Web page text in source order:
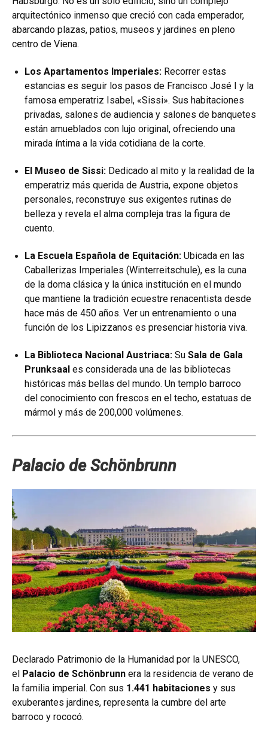
arquitectónico inmenso que creció con cada emperador,
abarcando plazas, patios, museos y jardines en pleno
centro de Viena.
Los Apartamentos Imperiales: Recorrer estas
estancias es seguir los pasos de Francisco José I y la
famosa emperatriz Isabel, «Sissi». Sus habitaciones
privadas, salones de audiencia y salones de banquetes
están amueblados con lujo original, ofreciendo una
mirada íntima a la vida cotidiana de la corte.
El Museo de Sissi: Dedicado al mito y la realidad de la
emperatriz más querida de Austria, expone objetos
personales, reconstruye sus exigentes rutinas de
belleza y revela el alma compleja tras la figura de
cuento.
La Escuela Española de Equitación: Ubicada en las
Caballerizas Imperiales (Winterreitschule), es la cuna
de la doma clásica y la única institución en el mundo
que mantiene la tradición ecuestre renacentista desde
hace más de 450 años. Ver un entrenamiento o una
función de los Lipizzanos es presenciar historia viva.
La Biblioteca Nacional Austriaca: Su Sala de Gala
Prunksaal es considerada una de las bibliotecas
históricas más bellas del mundo. Un templo barroco
del conocimiento con frescos en el techo, estatuas de
mármol y más de 200,000 volúmenes.
Palacio de Schönbrunn
Declarado Patrimonio de la Humanidad por la UNESCO,
el Palacio de Schönbrunn era la residencia de verano de
la familia imperial. Con sus 1.441 habitaciones y sus
exuberantes jardines, representa la cumbre del arte
barroco y rococó.